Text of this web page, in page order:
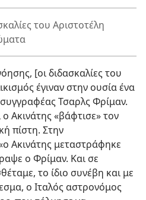
του Αριστοτέλη
[οι διδασκαλίες του
έγιναν στην ουσία ένα
Τσαρλς Φρίμαν.
ο Ακινάτης «βάφτισε» τον
πίστη. Στην
Ακινάτης μεταστράφηκε
ο Φρίμαν. Και σε
το ίδιο συνέβη και με
ο Ιταλός αστρονόμος